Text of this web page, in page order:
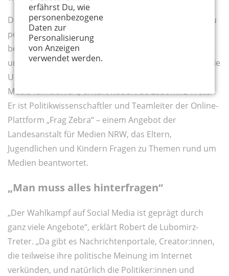
erfährst Du, wie
personenbezogene
Daten zur
Personalisierung
von Anzeigen
verwendet werden.
Dass Social Media bei der Informationsbeschaffung zu
politischen Themen eine enorme Rolle spielt,
bestätigen auch die Jugendlichen. Instagram, Youtube
und TikTok sind für sie ebenso Informationsquellen wie
Unterhaltungsplattformen. Wie Wahlkampf auf Social
Media funktioniert, erklärt Robert de Lubomirz-Treter.
Er ist Politikwissenschaftler und Teamleiter der Online-
Plattform „Frag Zebra“ – einem Angebot der
Landesanstalt für Medien NRW, das Eltern,
Jugendlichen und Kindern Fragen zu Themen rund um
Medien beantwortet.
„Man muss alles hinterfragen“
„Der Wahlkampf auf Social Media ist geprägt durch
ganz viele Angebote“, erklärt Robert de Lubomirz-
Treter. „Da gibt es Nachrichtenportale, Creator:innen,
die teilweise ihre politische Meinung im Internet
verkünden, und natürlich die Politiker:innen und